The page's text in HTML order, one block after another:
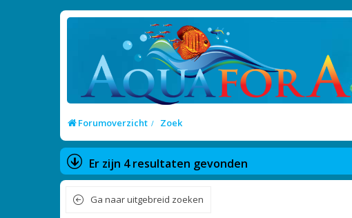
Forumoverzicht Zoek
Er zijn 4 resultaten gevonden
Ga naar uitgebreid zoeken